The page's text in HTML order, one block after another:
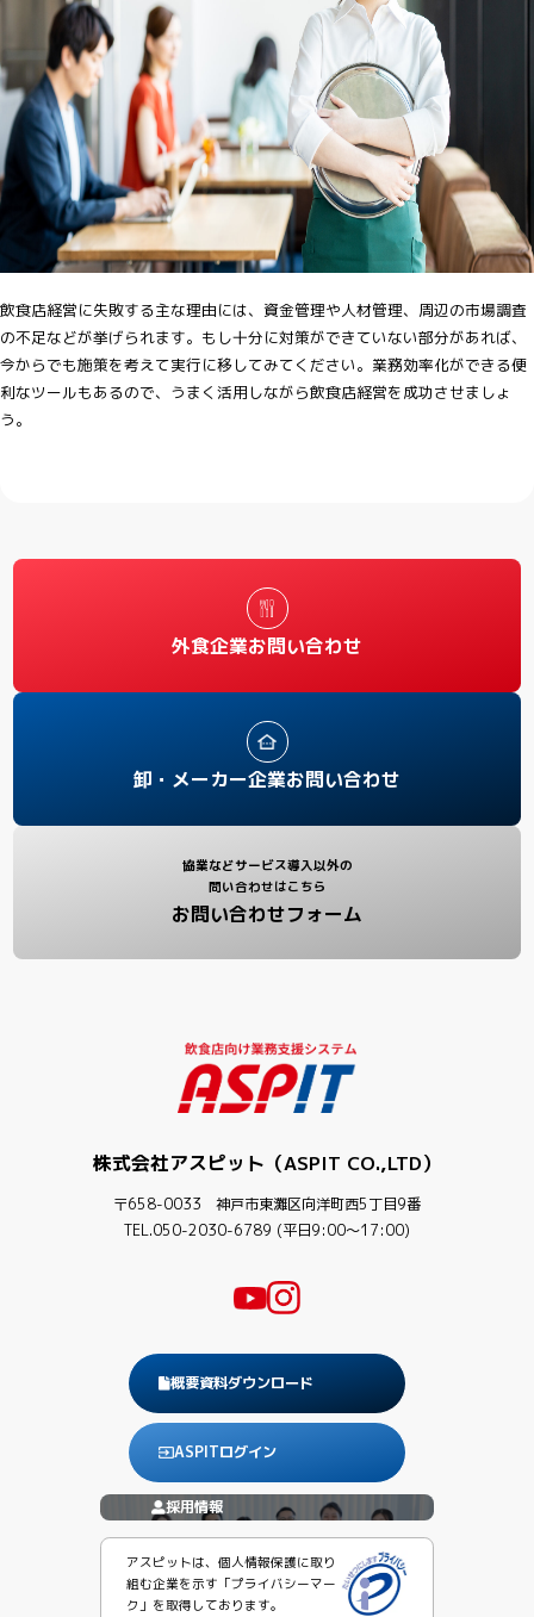
飲食店経営に失敗する主な理由には、資金管理や人材管理、周辺の市場調査
の不足などが挙げられます。もし十分に対策ができていない部分があれば、
今からでも施策を考えて実行に移してみてください。業務効率化ができる便
利なツールもあるので、うまく活用しながら飲食店経営を成功させましょ
う。
外食企業お問い合わせ
卸・メーカー企業お問い合わせ
協業などサービス導入以外の
問い合わせはこちら
お問い合わせフォーム
株式会社アスピット（ASPIT CO.,LTD）
〒658-0033 神戸市東灘区向洋町西5丁目9番
TEL.050-2030-6789 (平日9:00〜17:00)
概要資料ダウンロード
ASPITログイン
採用情報
アスピットは、個人情報保護に取り
組む企業を示す「プライバシーマー
ク」を取得しております。